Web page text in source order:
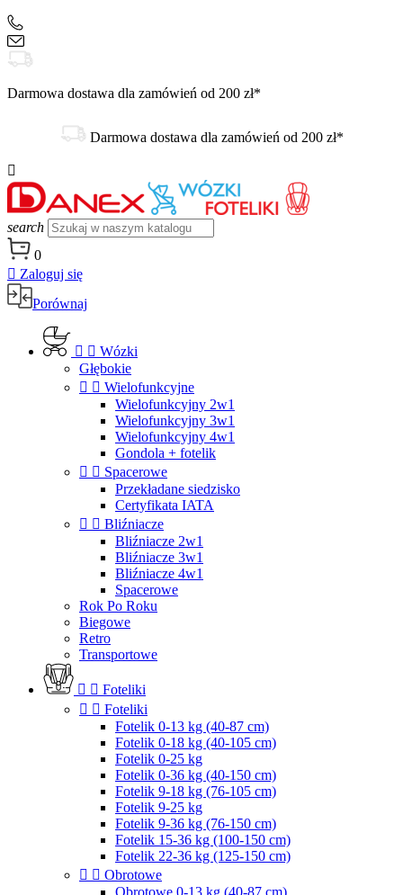
Darmowa dostawa dla zamówień od 200 zł*
Darmowa dostawa dla zamówień od 200 zł*

search
0
 Zaloguj się
Porównaj
  Wózki
Głębokie
  Wielofunkcyjne
Wielofunkcyjny 2w1
Wielofunkcyjny 3w1
Wielofunkcyjny 4w1
Gondola + fotelik
  Spacerowe
Przekładane siedzisko
Certyfikata IATA
  Bliźniacze
Bliźniacze 2w1
Bliźniacze 3w1
Bliźniacze 4w1
Spacerowe
Rok Po Roku
Biegowe
Retro
Transportowe
  Foteliki
  Foteliki
Fotelik 0-13 kg (40-87 cm)
Fotelik 0-18 kg (40-105 cm)
Fotelik 0-25 kg
Fotelik 0-36 kg (40-150 cm)
Fotelik 9-18 kg (76-105 cm)
Fotelik 9-25 kg
Fotelik 9-36 kg (76-150 cm)
Fotelik 15-36 kg (100-150 cm)
Fotelik 22-36 kg (125-150 cm)
  Obrotowe
Obrotowe 0-13 kg (40-87 cm)